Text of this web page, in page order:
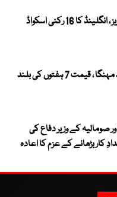
پاکستان کیخلاف ٹیسٹ سیریز ، انگلینڈ کا 16 رکنی اسکواڈ
عالمی مارکیٹ میں سونا مزید مہنگا ، قیمت 7 ہفتوں کی بلند
صومالیہ کے وزیر دفاع کی
کار بڑھانے کے عزم کا اعادہ